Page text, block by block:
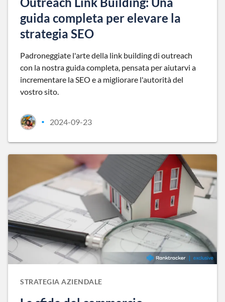
guida completa per elevare la
strategia SEO
Padroneggiate l'arte della link building di outreach
con la nostra guida completa, pensata per aiutarvi a
incrementare la SEO e a migliorare l'autorità del
vostro sito.
• 2024-09-23
STRATEGIA AZIENDALE